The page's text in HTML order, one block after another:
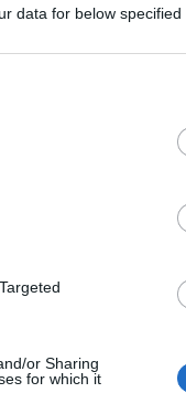
data for below specified
or Sharing
for which it
la